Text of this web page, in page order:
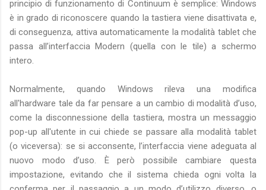
principio di funzionamento di Continuum è semplice: Windows
è in grado di riconoscere quando la tastiera viene disattivata e,
di conseguenza, attiva automaticamente la modalità tablet che
passa all’interfaccia Modern (quella con le tile) a schermo
intero.
Normalmente, quando Windows rileva una modifica
all'hardware tale da far pensare a un cambio di modalità d’uso,
come la disconnessione della tastiera, mostra un messaggio
pop-up all'utente in cui chiede se passare alla modalità tablet
(o viceversa): se si acconsente, l’interfaccia viene adeguata al
nuovo modo d’uso. È però possibile cambiare questa
impostazione, evitando che il sistema chieda ogni volta la